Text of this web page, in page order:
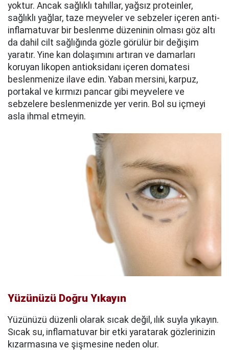
yoktur. Ancak sağlıklı tahıllar, yağsız proteinler,
sağlıklı yağlar, taze meyveler ve sebzeler içeren anti-
inflamatuvar bir beslenme düzeninin olması göz altı
da dahil cilt sağlığında gözle görülür bir değişim
yaratır. Yine kan dolaşımını artıran ve damarları
koruyan likopen antioksidanı içeren domatesi
beslenmenize ilave edin. Yaban mersini, karpuz,
portakal ve kırmızı pancar gibi meyvelere ve
sebzelere beslenmenizde yer verin. Bol su içmeyi
asla ihmal etmeyin.
Yüzünüzü Doğru Yıkayın
Yüzünüzü düzenli olarak sıcak değil, ılık suyla yıkayın.
Sıcak su, inflamatuvar bir etki yaratarak gözlerinizin
kızarmasına ve şişmesine neden olur.